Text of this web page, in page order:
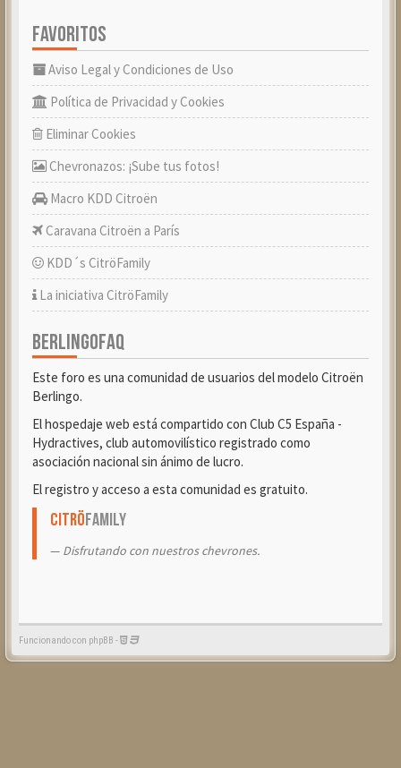
FAVORITOS
Aviso Legal y Condiciones de Uso
Política de Privacidad y Cookies
Eliminar Cookies
Chevronazos: ¡Sube tus fotos!
Macro KDD Citroën
Caravana Citroën a París
KDD´s CitröFamily
La iniciativa CitröFamily
BERLINGOFAQ
Este foro es una comunidad de usuarios del modelo Citroën
Berlingo.
El hospedaje web está compartido con Club C5 España -
Hydractives, club automovilístico registrado como
asociación nacional sin ánimo de lucro.
El registro y acceso a esta comunidad es gratuito.
CitröFamily
Disfrutando con nuestros chevrones.
Funcionando con phpBB -